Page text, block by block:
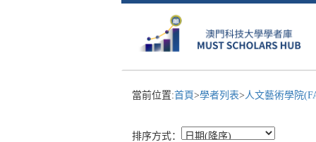
當前位置:首頁>學者列表>人文藝術學院
排序方式：